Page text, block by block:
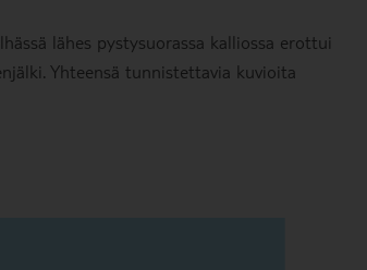
lähes pystysuorassa kalliossa erottui
Yhteensä tunnistettavia kuvioita